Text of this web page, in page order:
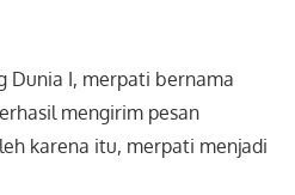
Dunia I, merpati bernama
mengirim pesan
karena itu, merpati menjadi